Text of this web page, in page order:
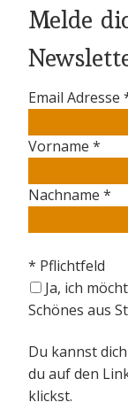
Melde
Email Adresse
Vorname *
Nachname *
* Pflichtfeld
Schönes aus
Du kannst
du auf den
klickst.